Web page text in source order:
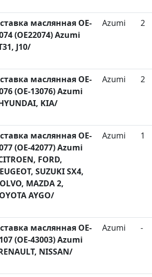
[66]
[480]
[26]
[1]
[54]
[6]
[5]
[13]
[2]
[1]
[14]
[1]
[10]
[6]
[1]
[9]
маслянная OE-
(OE22074) Azumi
J10/
Azumi 2
маслянная OE-
(OE-13076) Azumi
KIA/
Azumi 2
маслянная OE-
(OE-42077) Azumi
FORD,
SUZUKI SX4,
MAZDA 2,
AYGO/
Azumi 1
маслянная OE-
(OE-43003) Azumi
NISSAN/
Azumi -